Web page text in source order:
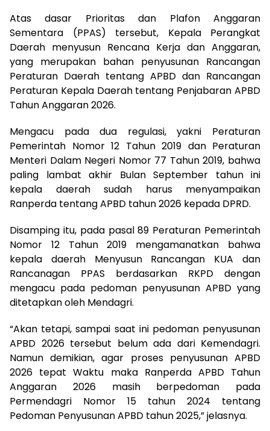
Atas dasar Prioritas dan Plafon Anggaran
Sementara (PPAS) tersebut, Kepala Perangkat
Daerah menyusun Rencana Kerja dan Anggaran,
yang merupakan bahan penyusunan Rancangan
Peraturan Daerah tentang APBD dan Rancangan
Peraturan Kepala Daerah tentang Penjabaran APBD
Tahun Anggaran 2026.
Mengacu pada dua regulasi, yakni Peraturan
Pemerintah Nomor 12 Tahun 2019 dan Peraturan
Menteri Dalam Negeri Nomor 77 Tahun 2019, bahwa
paling lambat akhir Bulan September tahun ini
kepala daerah sudah harus menyampaikan
Ranperda tentang APBD tahun 2026 kepada DPRD.
Disamping itu, pada pasal 89 Peraturan Pemerintah
Nomor 12 Tahun 2019 mengamanatkan bahwa
kepala daerah Menyusun Rancangan KUA dan
Rancanagan PPAS berdasarkan RKPD dengan
mengacu pada pedoman penyusunan APBD yang
ditetapkan oleh Mendagri.
“Akan tetapi, sampai saat ini pedoman penyusunan
APBD 2026 tersebut belum ada dari Kemendagri.
Namun demikian, agar proses penyusunan APBD
2026 tepat Waktu maka Ranperda APBD Tahun
Anggaran 2026 masih berpedoman pada
Permendagri Nomor 15 tahun 2024 tentang
Pedoman Penyusunan APBD tahun 2025,” jelasnya.